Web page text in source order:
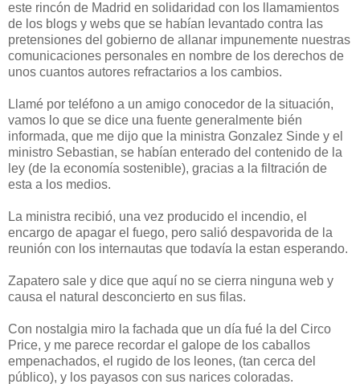
este rincón de Madrid en solidaridad con los llamamientos
de los blogs y webs que se habían levantado contra las
pretensiones del gobierno de allanar impunemente nuestras
comunicaciones personales en nombre de los derechos de
unos cuantos autores refractarios a los cambios.
Llamé por teléfono a un amigo conocedor de la situación,
vamos lo que se dice una fuente generalmente bién
informada, que me dijo que la ministra Gonzalez Sinde y el
ministro Sebastian, se habían enterado del contenido de la
ley (de la economía sostenible), gracias a la filtración de
esta a los medios.
La ministra recibió, una vez producido el incendio, el
encargo de apagar el fuego, pero salió despavorida de la
reunión con los internautas que todavía la estan esperando.
Zapatero sale y dice que aquí no se cierra ninguna web y
causa el natural desconcierto en sus filas.
Con nostalgia miro la fachada que un día fué la del Circo
Price, y me parece recordar el galope de los caballos
empenachados, el rugido de los leones, (tan cerca del
público), y los payasos con sus narices coloradas.